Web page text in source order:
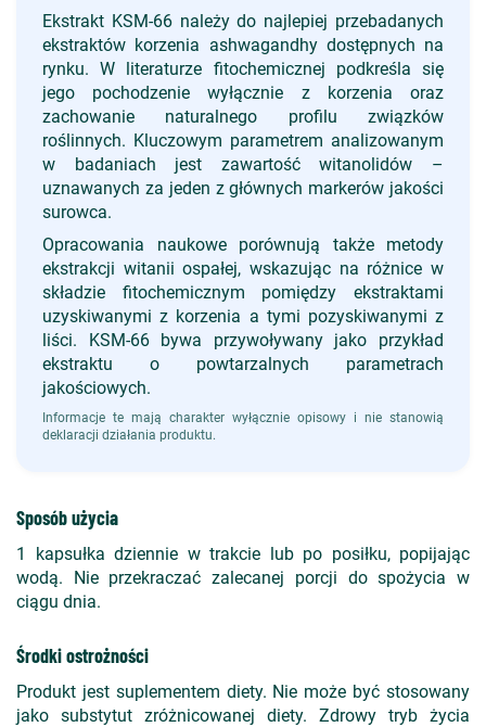
Ekstrakt KSM-66 należy do najlepiej przebadanych
ekstraktów korzenia ashwagandhy dostępnych na
rynku. W literaturze fitochemicznej podkreśla się
jego pochodzenie wyłącznie z korzenia oraz
zachowanie naturalnego profilu związków
roślinnych. Kluczowym parametrem analizowanym
w badaniach jest zawartość witanolidów –
uznawanych za jeden z głównych markerów jakości
surowca.
Opracowania naukowe porównują także metody
ekstrakcji witanii ospałej, wskazując na różnice w
składzie fitochemicznym pomiędzy ekstraktami
uzyskiwanymi z korzenia a tymi pozyskiwanymi z
liści. KSM-66 bywa przywoływany jako przykład
ekstraktu o powtarzalnych parametrach
jakościowych.
Informacje te mają charakter wyłącznie opisowy i nie stanowią
deklaracji działania produktu.
Sposób użycia
1 kapsułka dziennie w trakcie lub po posiłku, popijając
wodą. Nie przekraczać zalecanej porcji do spożycia w
ciągu dnia.
Środki ostrożności
Produkt jest suplementem diety. Nie może być stosowany
jako substytut zróżnicowanej diety. Zdrowy tryb życia